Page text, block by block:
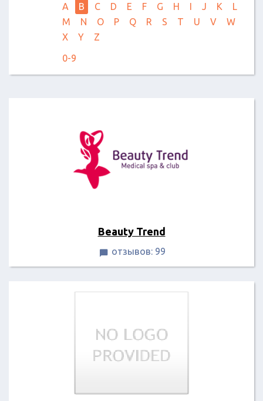
A
B C D E F G H I J K
L
M
N O P Q R S T U V
W
X
Y
Z
0-9
Beauty Trend
 отзывов: 99